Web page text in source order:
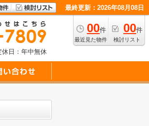
最終更新：2026年08月08日
00件
最近見た物件
00件
検討リスト
休日：年中無休